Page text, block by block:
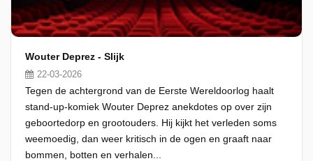
Wouter Deprez - Slijk
22-03-2026
Tegen de achtergrond van de Eerste Wereldoorlog haalt
stand-up-komiek Wouter Deprez anekdotes op over zijn
geboortedorp en grootouders. Hij kijkt het verleden soms
weemoedig, dan weer kritisch in de ogen en graaft naar
bommen, botten en verhalen...